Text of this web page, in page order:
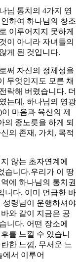
님 통치의 4가지 영
하여 하나님의 창조
이루어지지 못하게
이 아니라 자녀들의
게 된 것입니다.
써 자신의 정체성을
무엇인지도 모른 채
락해 버렸습니다. 더
는데, 하나님의 영광
마음과 육신의 제
의 종노릇을 하게 되
의 존재, 가치, 목적
않는 초자연계에
습니다.우리가 이 땅
에 하나님의 통치권
니다. 이미 언급한 바
성령님이 운행하셔야
와 같이 지금은 공
니다. 어떤 장소에
를 느낄 수 있습니
한 느낌, 무서운 느
서 이루어